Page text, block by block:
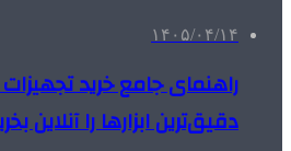
۱۴۰۵/۰۴/۱۴
راهنمای جامع خرید
دقیق‌ترین ابزارها را آنلاین